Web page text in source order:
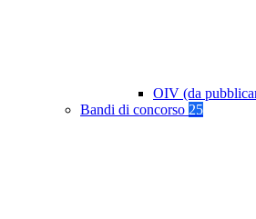
OIV (da
Bandi di concorso 25